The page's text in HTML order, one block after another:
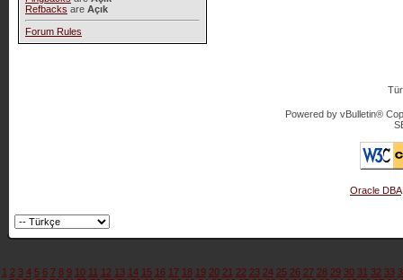
Refbacks are Açık
Forum Rules
Powered by vBulletin®
Oracle DBA
1 2 3 4 5 6 7 8 9 10 11 12 13 14 15 16 17 18 19 20 21 22 23 24 25 26 27 28 29 30 31 32 33